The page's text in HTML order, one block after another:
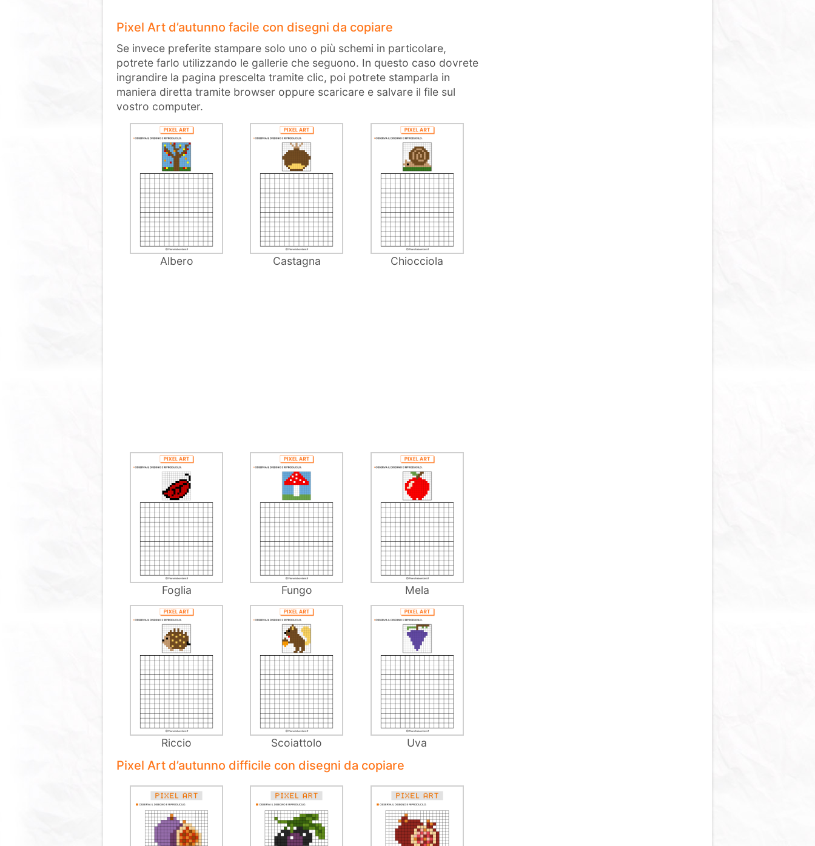
Pixel Art d’autunno facile con disegni da copiare
Se invece preferite stampare solo uno o più schemi in particolare,
potrete farlo utilizzando le gallerie che seguono. In questo caso dovrete
ingrandire la pagina prescelta tramite clic, poi potrete stamparla in
maniera diretta tramite browser oppure scaricare e salvare il file sul
vostro computer.
Albero Castagna Chiocciola
Foglia Fungo Mela
Riccio Scoiattolo Uva
Pixel Art d’autunno difficile con disegni da copiare